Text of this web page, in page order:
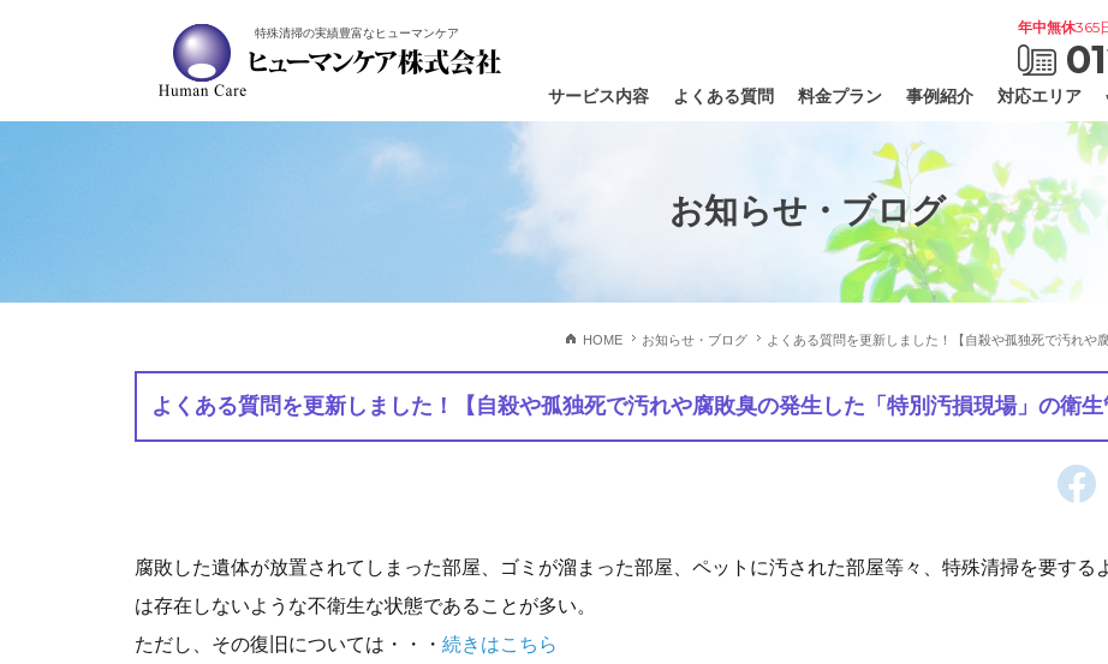
特殊清掃の実績豊富なヒューマンケア
サービス内容 よくある質問 料金プラン 事例紹介 対応エリア
年中無休365
お知らせ・ブログ
HOME お知らせ・ブログ よくある質問を更新しました！【自殺や孤独死で汚れや
よくある質問を更新しました！【自殺や孤独死で汚れや腐敗臭の発生した「特別汚損現場」の衛生
腐敗した遺体が放置されてしまった部屋、ゴミが溜まった部屋、ペットに汚された部屋等々、特殊清掃を要す
は存在しないような不衛生な状態であることが多い。
ただし、その復旧については・・・ 続きはこちら